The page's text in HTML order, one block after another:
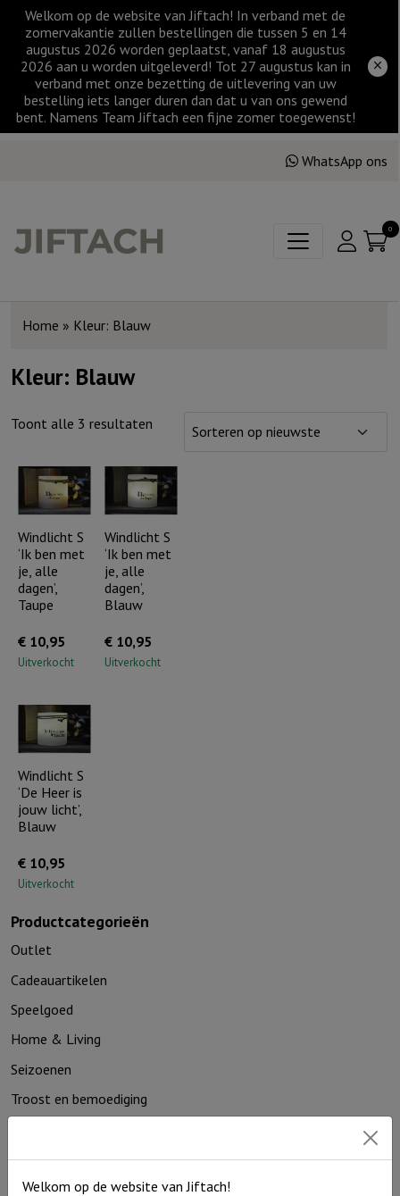
Welkom op de website van Jiftach! In verband met de
zomervakantie zullen bestellingen die tussen 5 en 14
augustus 2026 worden geplaatst, vanaf 18 augustus
2026 aan u worden uitgeleverd! Tot 27 augustus kan in
verband met onze bezetting de uitlevering van uw
bestelling iets langer duren dan dat u van ons gewend
bent. Namens Team Jiftach een fijne zomer toegewenst!
WhatsApp ons
0
Home » Kleur: Blauw
Kleur: Blauw
Productcategorieën
Outlet
Cadeauartikelen
Speelgoed
Home & Living
Seizoenen
Troost en bemoediging
Non-boeken algemeen
Toont alle 3 resultaten
nieuwste
Windlicht S
‘Ik ben met
je, alle
dagen’,
Taupe
€ 10,95
Uitverkocht
Windlicht S
‘Ik ben met
je, alle
dagen’,
Blauw
€ 10,95
Uitverkocht
Windlicht S
‘De Heer is
jouw licht’,
Blauw
€ 10,95
Uitverkocht
Welkom op de website van Jiftach!